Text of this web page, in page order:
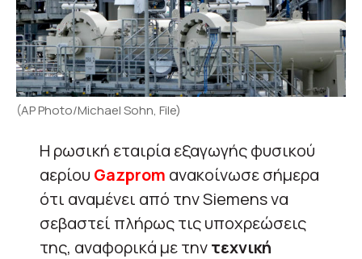
(AP Photo/Michael Sohn, File)
Η ρωσική εταιρία εξαγωγής φυσικού
αερίου Gazprom ανακοίνωσε σήμερα
ότι αναμένει από την Siemens να
σεβαστεί πλήρως τις υποχρεώσεις
της, αναφορικά με τηντεχνική